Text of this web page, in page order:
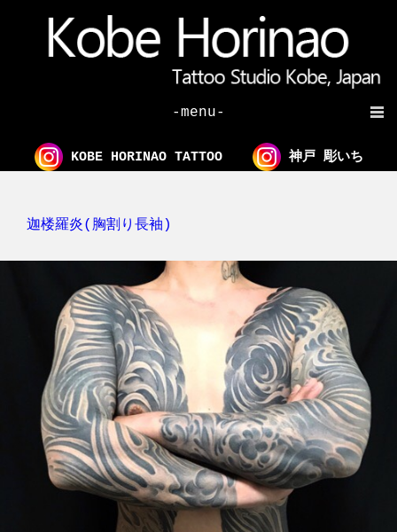
-menu-
KOBE HORINAO TATTOO 神戸 彫いち
迦楼羅炎(胸割り長袖)